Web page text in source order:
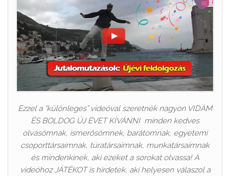
Ezzel a “különleges” videóval szeretnék nagyon VIDÁM
ÉS BOLDOG ÚJ ÉVET KÍVÁNNI minden kedves
olvasómnak, ismerősömnek, barátomnak, egyetemi
csoporttársaimnak, túratársaimnak, munkatársaimnak
és mindenkinek, aki ezeket a sorokat olvassa! A
videóhoz JÁTÉKOT is hirdetek, aki helyesen válaszol a